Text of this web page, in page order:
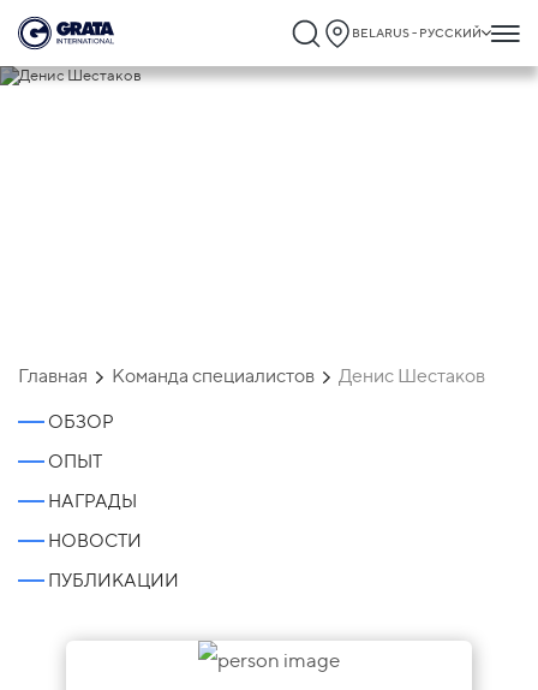
BELARUS - РУССКИЙ
Главная Команда специалистов Денис Шестаков
ОБЗОР
ОПЫТ
НАГРАДЫ
НОВОСТИ
ПУБЛИКАЦИИ